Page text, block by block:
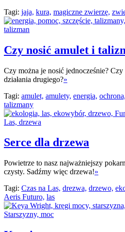
Tagi: jaja, kura, magiczne zwierzę,
Czy nosić amulet i
Czy można je nosić jednocześnie? Czy
działania drugiego?»
Tagi: amulet, amulety, energia, ochrona,
talizmany
Serce dla drzewa
Powietrze to nasz najważniejszy
czysty. Sadźmy więc drzewa!»
Tagi: Czas na Las, drezwa, drzewo,
Aeris Futuro, las